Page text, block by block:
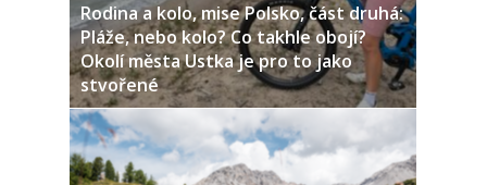
Rodina a kolo, mise Polsko, část druhá:
Pláže, nebo kolo? Co takhle obojí?
Okolí města Ustka je pro to jako
stvořené